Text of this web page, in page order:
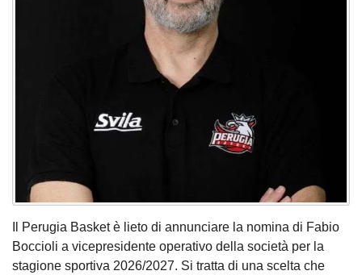
Il Perugia Basket è lieto di annunciare la nomina di Fabio
Boccioli a vicepresidente operativo della società per la
stagione sportiva 2026/2027. Si tratta di una scelta che